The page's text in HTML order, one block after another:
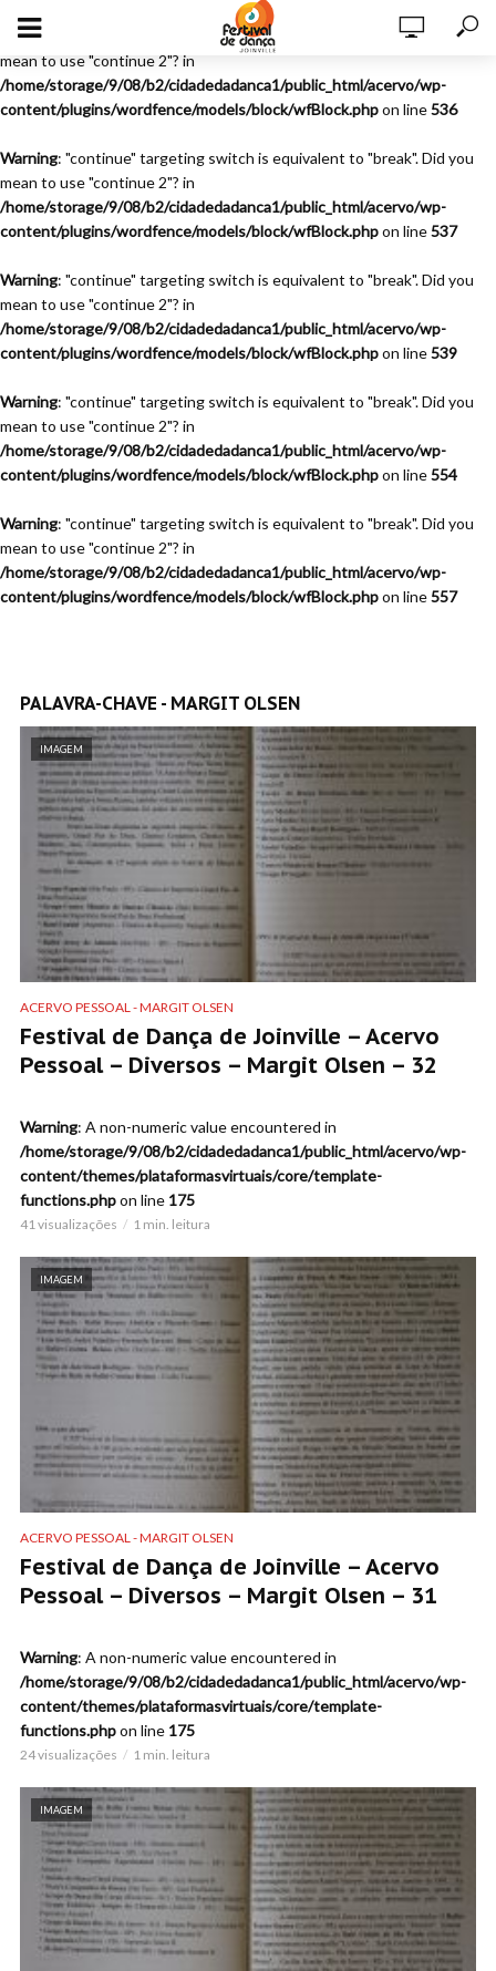
Warning
: "continue" targeting switch is equivalent to "break". Did you
mean to use "continue 2"? in
/home/storage/9/08/b2/cidadedadanca1/public_html/acervo/wp-
content/plugins/wordfence/models/block/wfBlock.phpon line536
Warning: "continue" targeting switch is equivalent to "break". Did you
mean to use "continue 2"? in
/home/storage/9/08/b2/cidadedadanca1/public_html/acervo/wp-
content/plugins/wordfence/models/block/wfBlock.phpon line537
Warning: "continue" targeting switch is equivalent to "break". Did you
mean to use "continue 2"? in
/home/storage/9/08/b2/cidadedadanca1/public_html/acervo/wp-
content/plugins/wordfence/models/block/wfBlock.phpon line539
Warning: "continue" targeting switch is equivalent to "break". Did you
mean to use "continue 2"? in
/home/storage/9/08/b2/cidadedadanca1/public_html/acervo/wp-
content/plugins/wordfence/models/block/wfBlock.phpon line554
Warning: "continue" targeting switch is equivalent to "break". Did you
mean to use "continue 2"? in
/home/storage/9/08/b2/cidadedadanca1/public_html/acervo/wp-
content/plugins/wordfence/models/block/wfBlock.phpon line557
PALAVRA-CHAVE - MARGIT OLSEN
IMAGEM
ACERVO PESSOAL - MARGIT OLSEN
Festival de Dança de Joinville – Acervo
Pessoal – Diversos – Margit Olsen – 32
Warning: A non-numeric value encountered in
/home/storage/9/08/b2/cidadedadanca1/public_html/acervo/wp-
content/themes/plataformasvirtuais/core/template-
functions.phpon line 175
41 visualizações 1 min. leitura
IMAGEM
ACERVO PESSOAL - MARGIT OLSEN
Festival de Dança de Joinville – Acervo
Pessoal – Diversos – Margit Olsen – 31
Warning: A non-numeric value encountered in
/home/storage/9/08/b2/cidadedadanca1/public_html/acervo/wp-
content/themes/plataformasvirtuais/core/template-
functions.phpon line 175
24 visualizações 1 min. leitura
IMAGEM